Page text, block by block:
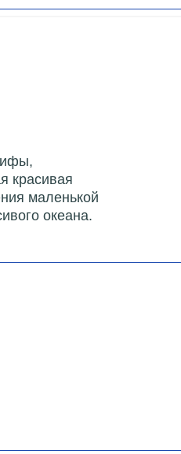
красивая
маленькой
океана.